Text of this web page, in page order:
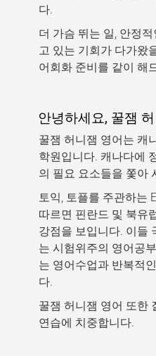
다.
더 가슴 뛰는 일, 안정
고 있는 기회가 다가왔
어회화 준비를 같이 해
안녕하세요, 꿀잼
꿀잼 허니잼 영어는 캐
학원입니다. 캐나다에
의 필요 요소들을 쫓아
토익, 토플를 주관하는
따르면 핀란드 및 북유
강점을 보입니다. 이들
는 시험위주의 영어공
는 영어수업과 반복적
다.
꿀잼 허니잼 영어 또한
연습에 치중합니다.